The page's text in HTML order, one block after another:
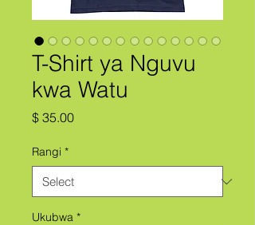
T-Shirt ya Nguvu
kwa Watu
$ 35.00Price
Rangi *
Ukubwa *